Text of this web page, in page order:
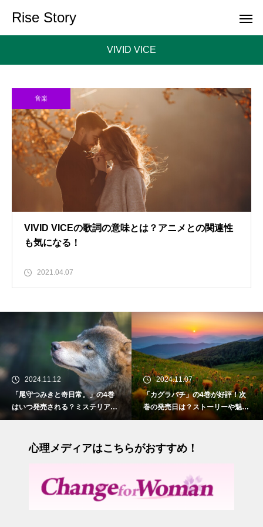
Rise Story
VIVID VICE
音楽
VIVID VICEの歌詞の意味とは？アニメとの関連性
も気になる！
2021.04.07
つみきと奇日常。」の4巻
発売される？ミステリアス
の少女との物語
2024.11.07
「カグラバチ」の4巻が好評！次
巻の発売日は？ストーリーや魅力
も紹介
「お
いつ
との
心理メディアはこちらがおすすめ！